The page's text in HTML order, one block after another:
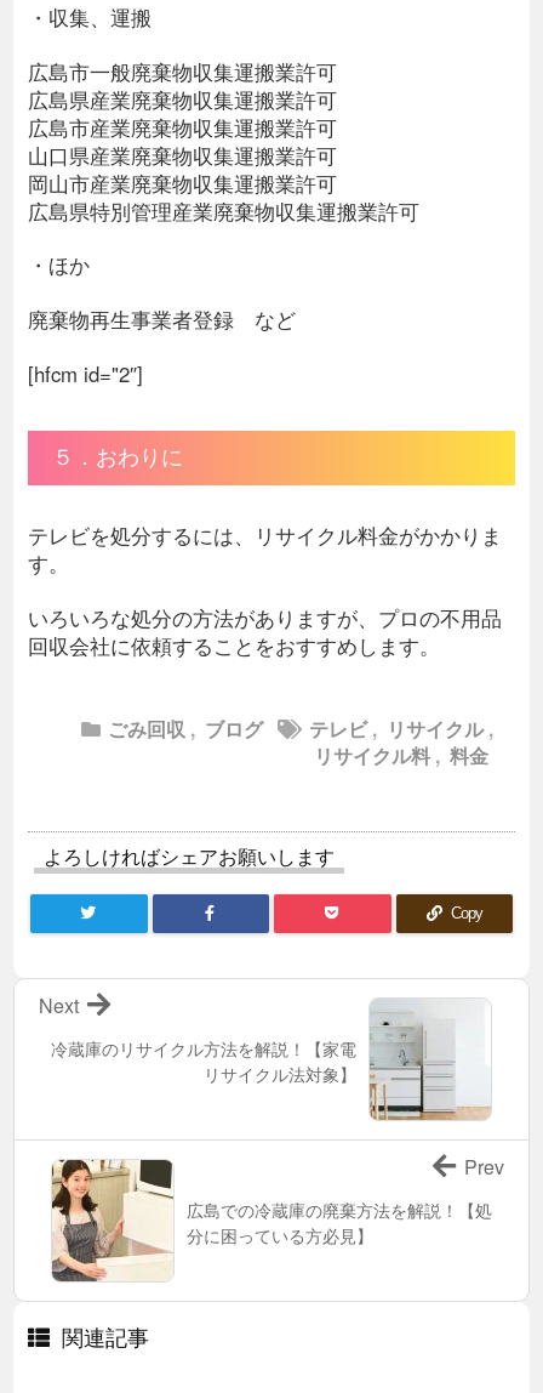
・収集、運搬
広島市一般廃棄物収集運搬業許可
広島県産業廃棄物収集運搬業許可
広島市産業廃棄物収集運搬業許可
山口県産業廃棄物収集運搬業許可
岡山市産業廃棄物収集運搬業許可
広島県特別管理産業廃棄物収集運搬業許可
・ほか
廃棄物再生事業者登録 など
[hfcm id="2″]
５．おわりに
テレビを処分するには、リサイクル料金がかかりま
す。
いろいろな処分の方法がありますが、プロの不用品
回収会社に依頼することをおすすめします。
ごみ回収 , ブログ テレビ , リサイクル ,
リサイクル料 , 料金
よろしければシェアお願いします
Copy
冷蔵庫のリサイクル方法を解説！【家電
リサイクル法対象】
Next
広島での冷蔵庫の廃棄方法を解説！【処
分に困っている方必見】
Prev
関連記事